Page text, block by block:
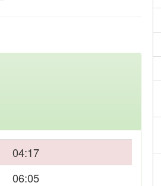
04:17
06:05